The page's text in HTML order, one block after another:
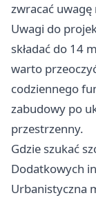
zwracać
Uwagi do
składać do 14
warto
codziennego
zabudowy po
przestrzenny.
Gdzie szukać
Dodatkowych
Urbanistyczna